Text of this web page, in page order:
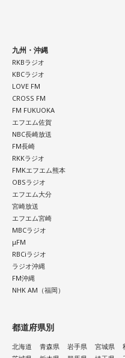
九州・沖縄
RKBラジオ
KBCラジオ
LOVE FM
CROSS FM
FM FUKUOKA
エフエム佐賀
NBC長崎放送
FM長崎
RKKラジオ
FMKエフエム熊本
OBSラジオ
エフエム大分
宮崎放送
エフエム宮崎
MBCラジオ
μFM
RBCiラジオ
ラジオ沖縄
FM沖縄
NHK AM（福岡）
都道府県別
北海道 青森県 岩手県 宮城県